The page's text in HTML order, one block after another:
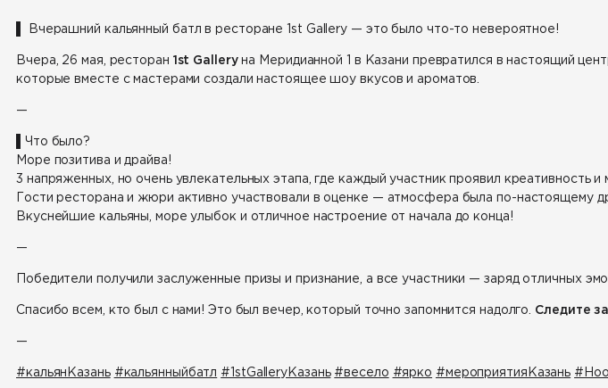
Вчерашний кальянный батл в ресторане 1st Gallery — это было что-то невероятное!
Вчера, 26 мая, ресторан 1st Galleryна Меридианной 1 в Казани превратился в настоящий
которые вместе с мастерами создали настоящее шоу вкусов и ароматов.
—
▌Что было?
Море позитива и драйва!
3 напряженных, но очень увлекательных этапа, где каждый участник проявил креативность и
Гости ресторана и жюри активно участвовали в оценке — атмосфера была по-настоящему
Вкуснейшие кальяны, море улыбок и отличное настроение от начала до конца!
—
Победители получили заслуженные призы и признание, а все участники — заряд отличных
Спасибо всем, кто был с нами! Это был вечер, который точно запомнится надолго. Следите
—
#кальянКазань #кальянныйбатл #1stGalleryКазань #весело #ярко #мероприятияКазань